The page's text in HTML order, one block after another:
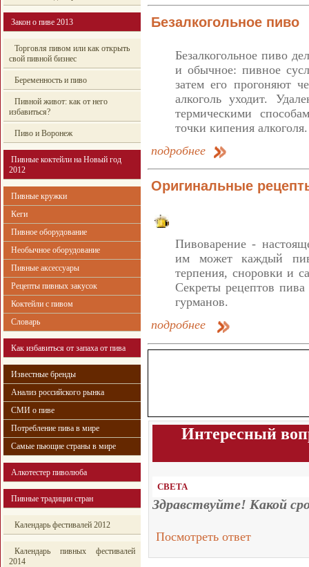
Закон о пиве 2013
Торговля пивом или как открыть
свой пивной бизнес
Беременность и пиво
Пивной живот: как от него
избавиться?
Пиво и Воронеж
Пивные коктейли на Новый год
2012
Пивные кружки
Кеги
Пивное оборудование
Необычное оборудование
Пивные аксессуары
Рецепты пивных закусок
Коктейли с пивом
Словарь
Как избавиться от запаха от пива
Известные бренды
Анализ российского рынка
СМИ о пиве
Потребление пива в мире
Самые пьющие страны в мире
Алкотестер пиволюба
Пивные традиции стран
Календарь фестивалей 2012
Календарь пивных фестивалей
2014
Безалкогольное пиво
Безалкогольное пиво
и обычное: пивное
затем его прогоняют
алкоголь уходит.
термическими
точки кипения алкоголя.
подробнее
Оригинальные
Пивоварение -
им может каждый
терпения, сноровки и
Секреты рецептов
гурманов.
подробнее
Интересный
СВЕТА
Здравствуйте! Какой
Посмотреть ответ